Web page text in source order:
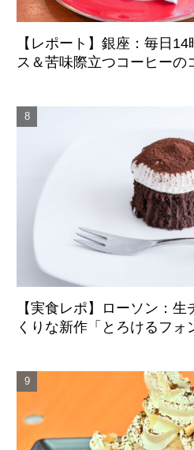
【レポート】銀座：毎日
ス＆苦味際立つコーヒーの
【実食レポ】ローソン：
くりな新作「とろけるフォ